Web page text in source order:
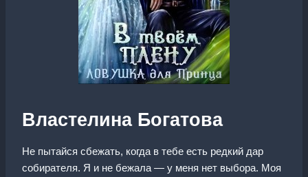
Властелина Богатова
Не пытайся сбежать, когда в тебе есть редкий дар
собирателя. Я и не бежала — у меня нет выбора. Моя